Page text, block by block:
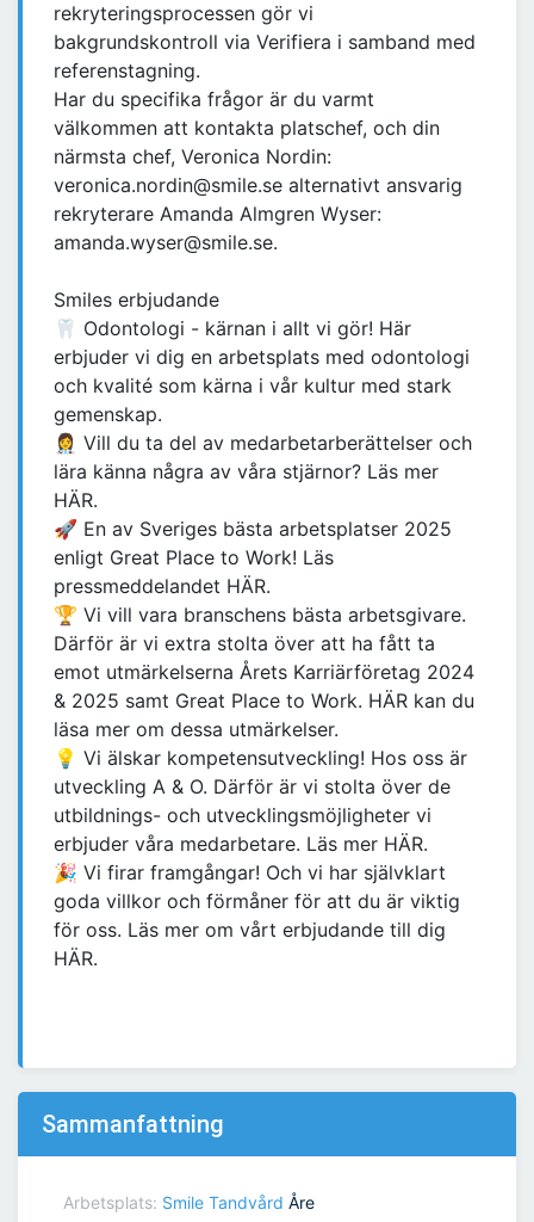
rekryteringsprocessen gör vi
bakgrundskontroll via Verifiera i samband med
referenstagning.
Har du specifika frågor är du varmt
välkommen att kontakta platschef, och din
närmsta chef, Veronica Nordin:
veronica.nordin@smile.se alternativt ansvarig
rekryterare Amanda Almgren Wyser:
amanda.wyser@smile.se.
Smiles erbjudande
🦷 Odontologi - kärnan i allt vi gör! Här
erbjuder vi dig en arbetsplats med odontologi
och kvalité som kärna i vår kultur med stark
gemenskap.
👩‍⚕️ Vill du ta del av medarbetarberättelser och
lära känna några av våra stjärnor? Läs mer
HÄR.
🚀 En av Sveriges bästa arbetsplatser 2025
enligt Great Place to Work! Läs
pressmeddelandet HÄR.
🏆 Vi vill vara branschens bästa arbetsgivare.
Därför är vi extra stolta över att ha fått ta
emot utmärkelserna Årets Karriärföretag 2024
& 2025 samt Great Place to Work. HÄR kan du
läsa mer om dessa utmärkelser.
💡 Vi älskar kompetensutveckling! Hos oss är
utveckling A & O. Därför är vi stolta över de
utbildnings- och utvecklingsmöjligheter vi
erbjuder våra medarbetare. Läs mer HÄR.
🎉 Vi firar framgångar! Och vi har självklart
goda villkor och förmåner för att du är viktig
för oss. Läs mer om vårt erbjudande till dig
HÄR.
Sammanfattning
Arbetsplats: Smile Tandvård Åre